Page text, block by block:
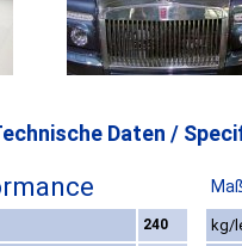
Daten /
240
kg/